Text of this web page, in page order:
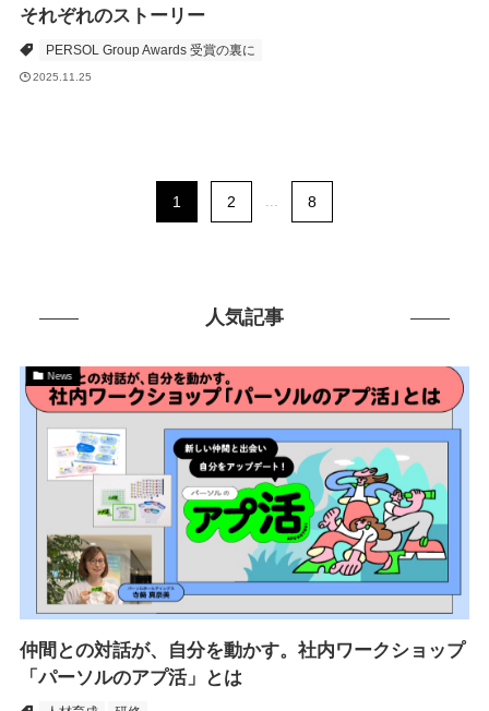
それぞれのストーリー
PERSOL Group Awards 受賞の裏に
2025.11.25
1 2 ... 8
人気記事
News
仲間との対話が、自分を動かす。社内ワークショップ
「パーソルのアプ活」とは